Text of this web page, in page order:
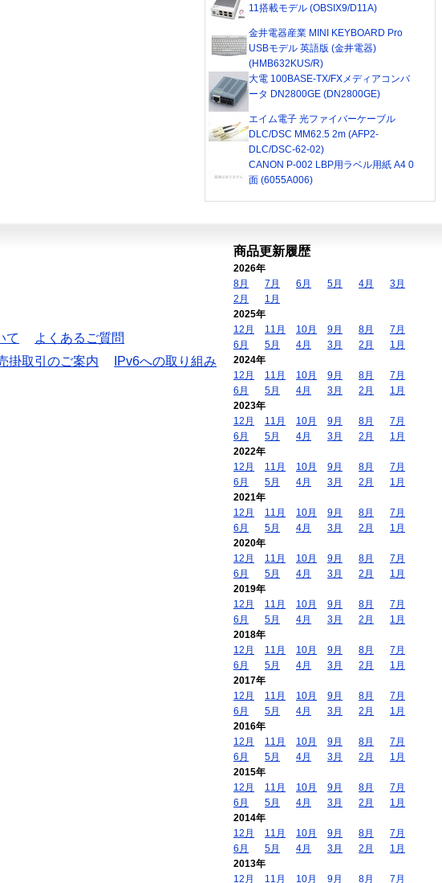
11搭載モデル (OBSIX9/D11A)
金井電器産業 MINI KEYBOARD Pro
USBモデル 英語版 (金井電器)
(HMB632KUS/R)
大電 100BASE-TX/FXメディアコンバ
ータ DN2800GE (DN2800GE)
エイム電子 光ファイバーケーブル
DLC/DSC MM62.5 2m (AFP2-
DLC/DSC-62-02)
CANON P-002 LBP用ラベル用紙 A4 0
面 (6055A006)
て
よくあるご質問
掛取引のご案内
IPv6への取り組み
商品更新履歴
2026年
8月
7月 6月 5月 4月
3月
2月
1月
2025年
12月
11月 10月 9月 8月
7月
6月
5月 4月 3月 2月
1月
2024年
12月
11月 10月 9月 8月
7月
6月
5月 4月 3月 2月
1月
2023年
12月
11月 10月 9月 8月
7月
6月
5月 4月 3月 2月
1月
2022年
12月
11月 10月 9月 8月
7月
6月
5月 4月 3月 2月
1月
2021年
12月
11月 10月 9月 8月
7月
6月
5月 4月 3月 2月
1月
2020年
12月
11月 10月 9月 8月
7月
6月
5月 4月 3月 2月
1月
2019年
12月
11月 10月 9月 8月
7月
6月
5月 4月 3月 2月
1月
2018年
12月
11月 10月 9月 8月
7月
6月
5月 4月 3月 2月
1月
2017年
12月
11月 10月 9月 8月
7月
6月
5月 4月 3月 2月
1月
2016年
12月
11月 10月 9月 8月
7月
6月
5月 4月 3月 2月
1月
2015年
12月
11月 10月 9月 8月
7月
6月
5月 4月 3月 2月
1月
2014年
12月
11月 10月 9月 8月
7月
6月
5月 4月 3月 2月
1月
2013年
12月
11月 10月 9月 8月 7月